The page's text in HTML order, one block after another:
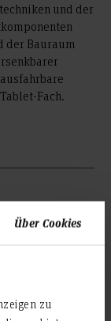
Über Cookies
zu
und der
der Bauraum
Fach.